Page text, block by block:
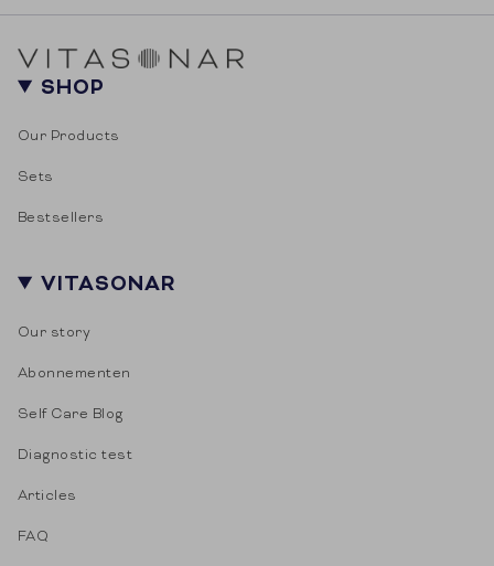
SHOP
Our Products
Sets
Bestsellers
VITASONAR
Our story
Abonnementen
Self Care Blog
Diagnostic test
Articles
FAQ